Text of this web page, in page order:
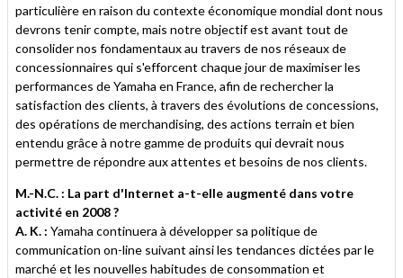
particulière en raison du contexte économique mondial dont nous
devrons tenir compte, mais notre objectif est avant tout de
consolider nos fondamentaux au travers de nos réseaux de
concessionnaires qui s'efforcent chaque jour de maximiser les
performances de Yamaha en France, afin de rechercher la
satisfaction des clients, à travers des évolutions de concessions,
des opérations de merchandising, des actions terrain et bien
entendu grâce à notre gamme de produits qui devrait nous
permettre de répondre aux attentes et besoins de nos clients.
M.-N.C. : La part d'Internet a-t-elle augmenté dans votre
activité en 2008 ?
A. K. : Yamaha continuera à développer sa politique de
communication on-line suivant ainsi les tendances dictées par le
marché et les nouvelles habitudes de consommation et